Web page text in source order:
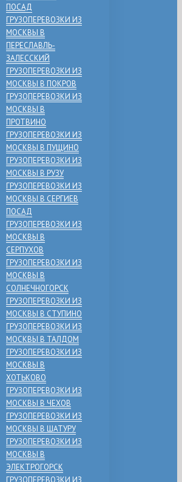
ПОСАД
ГРУЗОПЕРЕВОЗКИ ИЗ
МОСКВЫ В
ПЕРЕСЛАВЛЬ-
ЗАЛЕССКИЙ
ГРУЗОПЕРЕВОЗКИ ИЗ
МОСКВЫ В ПОКРОВ
ГРУЗОПЕРЕВОЗКИ ИЗ
МОСКВЫ В
ПРОТВИНО
ГРУЗОПЕРЕВОЗКИ ИЗ
МОСКВЫ В ПУЩИНО
ГРУЗОПЕРЕВОЗКИ ИЗ
МОСКВЫ В РУЗУ
ГРУЗОПЕРЕВОЗКИ ИЗ
МОСКВЫ В СЕРГИЕВ
ПОСАД
ГРУЗОПЕРЕВОЗКИ ИЗ
МОСКВЫ В
СЕРПУХОВ
ГРУЗОПЕРЕВОЗКИ ИЗ
МОСКВЫ В
СОЛНЕЧНОГОРСК
ГРУЗОПЕРЕВОЗКИ ИЗ
МОСКВЫ В СТУПИНО
ГРУЗОПЕРЕВОЗКИ ИЗ
МОСКВЫ В ТАЛДОМ
ГРУЗОПЕРЕВОЗКИ ИЗ
МОСКВЫ В
ХОТЬКОВО
ГРУЗОПЕРЕВОЗКИ ИЗ
МОСКВЫ В ЧЕХОВ
ГРУЗОПЕРЕВОЗКИ ИЗ
МОСКВЫ В ШАТУРУ
ГРУЗОПЕРЕВОЗКИ ИЗ
МОСКВЫ В
ЭЛЕКТРОГОРСК
ГРУЗОПЕРЕВОЗКИ ИЗ